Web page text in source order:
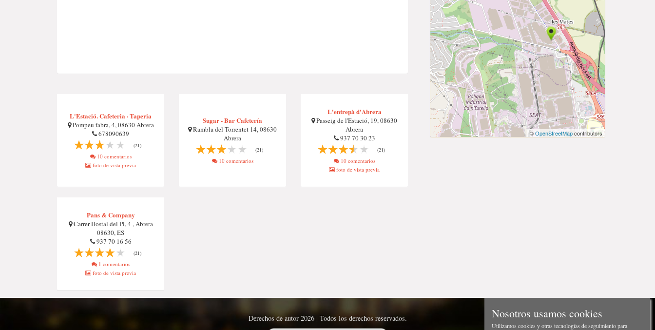
L'Estació. Cafeteria · Taperia
Pompeu fabra, 4, 08630 Abrera
678090639
(21)
10 comentarios
foto de vista previa
Sugar - Bar Cafetería
Rambla del Torrentet 14, 08630
Abrera
(21)
10 comentarios
L'entrepà d'Abrera
Passeig de l'Estació, 19, 08630
Abrera
937 70 30 23
(21)
10 comentarios
foto de vista previa
Pans & Company
Carrer Hostal del Pi, 4 , Abrera
08630, ES
937 70 16 56
(21)
1 comentarios
foto de vista previa
©OpenStreetMapcontributors
Derechos de autor 2026 | Todos los derechos reservados. Nosotros usamos cookies
Utilizamos cookies y otras tecnologías de seguimiento para